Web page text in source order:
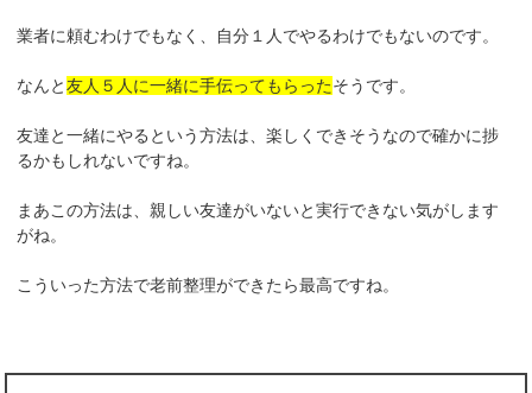
業者に頼むわけでもなく、自分１人でやるわけでもないのです。
なんと友人５人に一緒に手伝ってもらったそうです。
友達と一緒にやるという方法は、楽しくできそうなので確かに捗
るかもしれないですね。
まあこの方法は、親しい友達がいないと実行できない気がします
がね。
こういった方法で老前整理ができたら最高ですね。